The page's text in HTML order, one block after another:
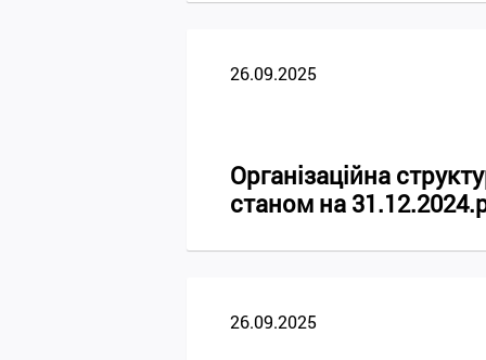
26.09.2025
Організаційна
станом на
26.09.2025